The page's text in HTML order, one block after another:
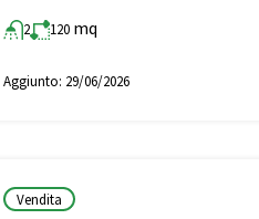
2 120 mq
Aggiunto: 29/06/2026
Vendita